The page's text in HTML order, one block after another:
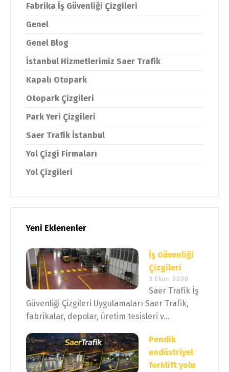
Fabrika İş Güvenliği Çizgileri
Genel
Genel Blog
İstanbul Hizmetlerimiz Saer Trafik
Kapalı Otopark
Otopark Çizgileri
Park Yeri Çizgileri
Saer Trafik İstanbul
Yol Çizgi Firmaları
Yol Çizgileri
Yeni Eklenenler
İş Güvenliği
Çizgileri
3 Ekim 2020
Saer Trafik İş
Güvenliği Çizgileri Uygulamaları Saer Trafik,
fabrikalar, depolar, üretim tesisleri v...
Pendik
endüstriyel
forklift yolu